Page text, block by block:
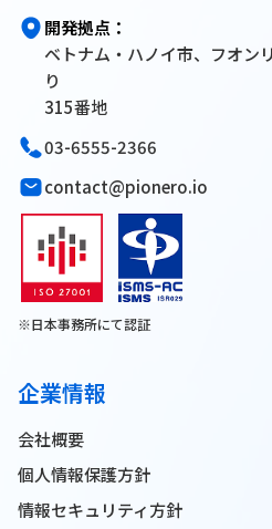
開発拠点：
ベトナム・ハノイ市、フオン
り
315番地
03-6555-2366
contact@pionero.io
※日本事務所にて認証
企業情報
会社概要
個人情報保護方針
情報セキュリティ方針